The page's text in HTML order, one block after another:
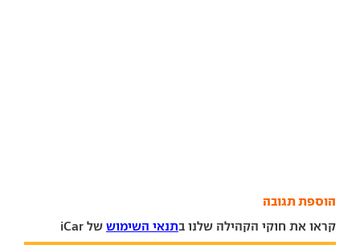
הוספת תגובה
קראו את חוקי הקהילה שלנו בתנאי השימוש של iCar